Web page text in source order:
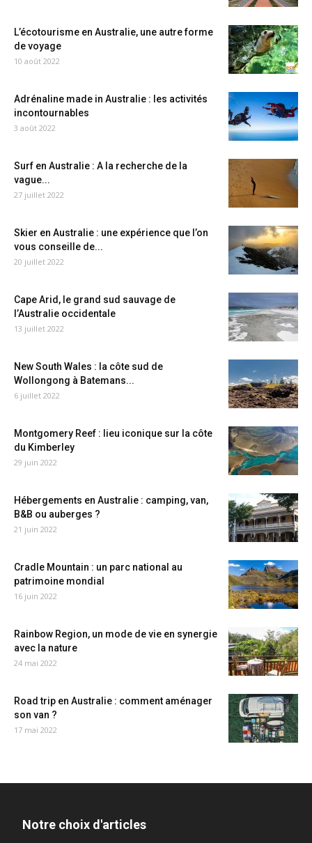
L’écotourisme en Australie, une autre forme
de voyage
10 août 2022
Adrénaline made in Australie : les activités
incontournables
3 août 2022
Surf en Australie : A la recherche de la
vague...
27 juillet 2022
Skier en Australie : une expérience que l’on
vous conseille de...
20 juillet 2022
Cape Arid, le grand sud sauvage de
l’Australie occidentale
13 juillet 2022
New South Wales : la côte sud de
Wollongong à Batemans...
6 juillet 2022
Montgomery Reef : lieu iconique sur la côte
du Kimberley
29 juin 2022
Hébergements en Australie : camping, van,
B&B ou auberges ?
21 juin 2022
Cradle Mountain : un parc national au
patrimoine mondial
16 juin 2022
Rainbow Region, un mode de vie en synergie
avec la nature
24 mai 2022
Road trip en Australie : comment aménager
son van ?
17 mai 2022
Notre choix d'articles